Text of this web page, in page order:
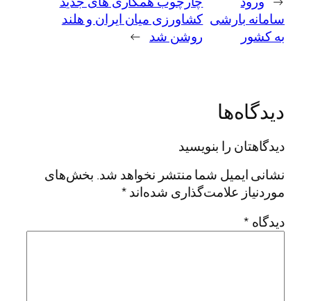
سامانه بارشی
به کشور
کشاورزی میان ایران و هلند
روشن شد →
دیدگاه‌ها
دیدگاهتان را بنویسید
نشانی ایمیل شما منتشر نخواهد شد. بخش‌های
موردنیاز علامت‌گذاری شده‌اند*
دیدگاه *